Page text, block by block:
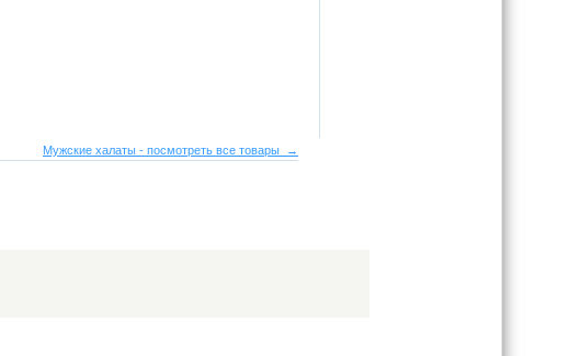
Мужские халаты - посмотреть все товары →